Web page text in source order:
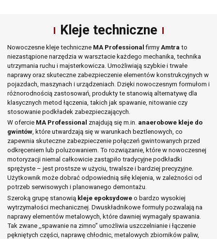
Kleje techniczne
Nowoczesne kleje techniczne MA Professional firmy Amtra to
niezastąpione narzędzia w warsztacie każdego mechanika, technika
utrzymania ruchu i majsterkowicza. Umożliwiają szybkie i trwałe
naprawy oraz skuteczne zabezpieczenie elementów konstrukcyjnych w
pojazdach, maszynach i urządzeniach. Dzięki nowoczesnym formułom i
różnorodnością zastosowań, produkty te stanowią alternatywę dla
klasycznych metod łączenia, takich jak spawanie, nitowanie czy
stosowanie podkładek zabezpieczających.
W ofercie MA Professional znajdują się m.in. anaerobowe kleje do
gwintów, które utwardzają się w warunkach beztlenowych, co
zapewnia skuteczne zabezpieczenie połączeń gwintowanych przed
odkręceniem lub poluzowaniem. To rozwiązanie, które w nowoczesnej
motoryzacji niemal całkowicie zastąpiło tradycyjne podkładki
sprężyste – jest prostsze w użyciu, trwalsze i bardziej precyzyjne.
Użytkownik może dobrać odpowiednią siłę klejenia, w zależności od
potrzeb serwisowych i planowanego demontażu.
Szeroką grupę stanowią kleje epoksydowe o bardzo wysokiej
wytrzymałości mechanicznej. Dwuskładnikowe formuły pozwalają na
naprawy elementów metalowych, które dawniej wymagały spawania.
Tak zwane ,,spawanie na zimno” umożliwia uszczelnianie i łączenie
pękniętych części, naprawę chłodnic, metalowych zbiorników paliw,